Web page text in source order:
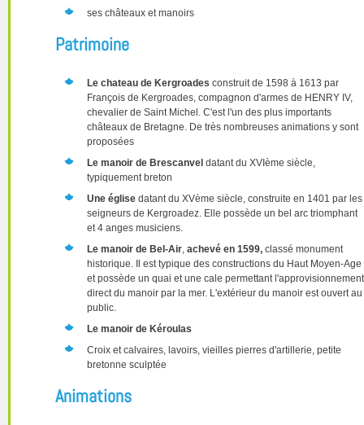
ses châteaux et manoirs
Patrimoine
Le chateau de Kergroades construit de 1598 à 1613 par
François de Kergroades, compagnon d'armes de HENRY IV,
chevalier de Saint Michel. C'est l'un des plus importants
châteaux de Bretagne. De très nombreuses animations y sont
proposées
Le manoir de Brescanvel datant du XVIème siècle,
typiquement breton
Une église datant du XVème siècle, construite en 1401 par les
seigneurs de Kergroadez. Elle possède un bel arc triomphant
et 4 anges musiciens.
Le manoir de Bel-Air, achevé en 1599, classé monument
historique. Il est typique des constructions du Haut Moyen-Age
et possède un quai et une cale permettant l'approvisionnement
direct du manoir par la mer. L'extérieur du manoir est ouvert au
public.
Le manoir de Kéroulas
Croix et calvaires, lavoirs, vieilles pierres d'artillerie, petite
bretonne sculptée
Animations